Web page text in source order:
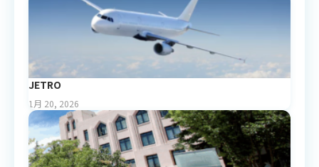
JETRO
1月 20, 2026